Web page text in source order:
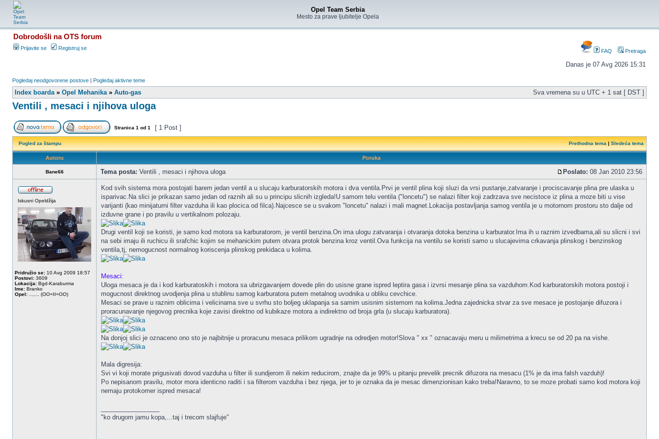
Opel Team Serbia
Mesto za prave ljubitelje Opela
Dobrodošli na OTS forum
Prijavite se Registruj se FAQ Pretraga
Danas je 07 Avg 2026 15:31
Pogledaj neodgovorene postove | Pogledaj aktivne teme
Index boarda» Opel Mehanika» Auto-gas Sva vremena su u UTC + 1 sat [ DST ]
Ventili , mesaci i njihova uloga
Stranica 1 od 1 [ 1 Post ]
Pogled za štampu Prethodna tema|Sledeća tema
Autoru Poruka
Bane66 Tema posta: Ventili , mesaci i njihova uloga Poslato: 08 Jan 2010 23:56
Iskusni Opeldžija
Pridružio se: 10 Avg 2009 18:57
Postovi: 3609
Lokacija: Bgd-Karaburma
Ime: Branko
Opel: ...,... (OO=II=OO)
Kod svih sistema mora postojati barem jedan ventil a u slucaju karburatorskih motora i dva ventila.Prvi je ventil plina koji sluzi da vrsi pustanje,zatvaranje i prociscavanje plina pre ulaska u
isparivac.Na slici je prikazan samo jedan od raznih ali su u principu slicnih izgleda!U samom telu ventila ("loncetu") se nalazi filter koji zadrzava sve necistoce iz plina a moze biti u vise
varijanti (kao minijaturni filter vazduha ili kao plocica od filca).Najcesce se u svakom "loncetu" nalazi i mali magnet.Lokacija postavljanja samog ventila je u motornom prostoru sto dalje od
izduvne grane i po pravilu u vertikalnom polozaju.
Drugi ventil koji se koristi, je samo kod motora sa karburatorom, je ventil benzina.On ima ulogu zatvaranja i otvaranja dotoka benzina u karburator.Ima ih u raznim izvedbama,ali su slicni i svi
na sebi imaju ili ruchicu ili srafchic kojim se mehanickim putem otvara protok benzina kroz ventil.Ova funkcija na ventilu se koristi samo u slucajevima crkavanja plinskog i benzinskog
ventila,tj, nemogucnost normalnog koriscenja plinskog prekidaca u kolima.
Mesaci:
Uloga mesaca je da i kod karburatoskih i motora sa ubrizgavanjem dovede plin do usisne grane ispred leptira gasa i izvrsi mesanje plina sa vazduhom.Kod karburatorskih motora postoji i
mogucnost direktnog uvodjenja plina u stublinu samog karburatora putem metalnog uvodnika u obliku cevchice.
Mesaci se prave u raznim oblicima i velicinama sve u svrhu sto boljeg uklapanja sa samim usisnim sistemom na kolima.Jedna zajednicka stvar za sve mesace je postojanje difuzora i
proracunavanje njegovog precnika koje zavisi direktno od kubikaze motora a indirektno od broja grla (u slucaju karburatora).
Na donjoj slici je oznaceno ono sto je najbitnije u proracunu mesaca prilikom ugradnje na odredjen motor!Slova " xx " oznacavaju meru u milimetrima a krecu se od 20 pa na vishe.
Mala digresija:
Svi vi koji morate prigusivati dovod vazduha u filter ili sundjerom ili nekim reducirom, znajte da je 99% u pitanju prevelik precnik difuzora na mesacu (1% je da ima falsh vazduh)!
Po nepisanom pravilu, motor mora identicno raditi i sa filterom vazduha i bez njega, jer to je oznaka da je mesac dimenzionisan kako treba!Naravno, to se moze probati samo kod motora koji
nemaju protokomer ispred mesaca!
"ko drugom jamu kopa,...taj i trecom slajfuje"